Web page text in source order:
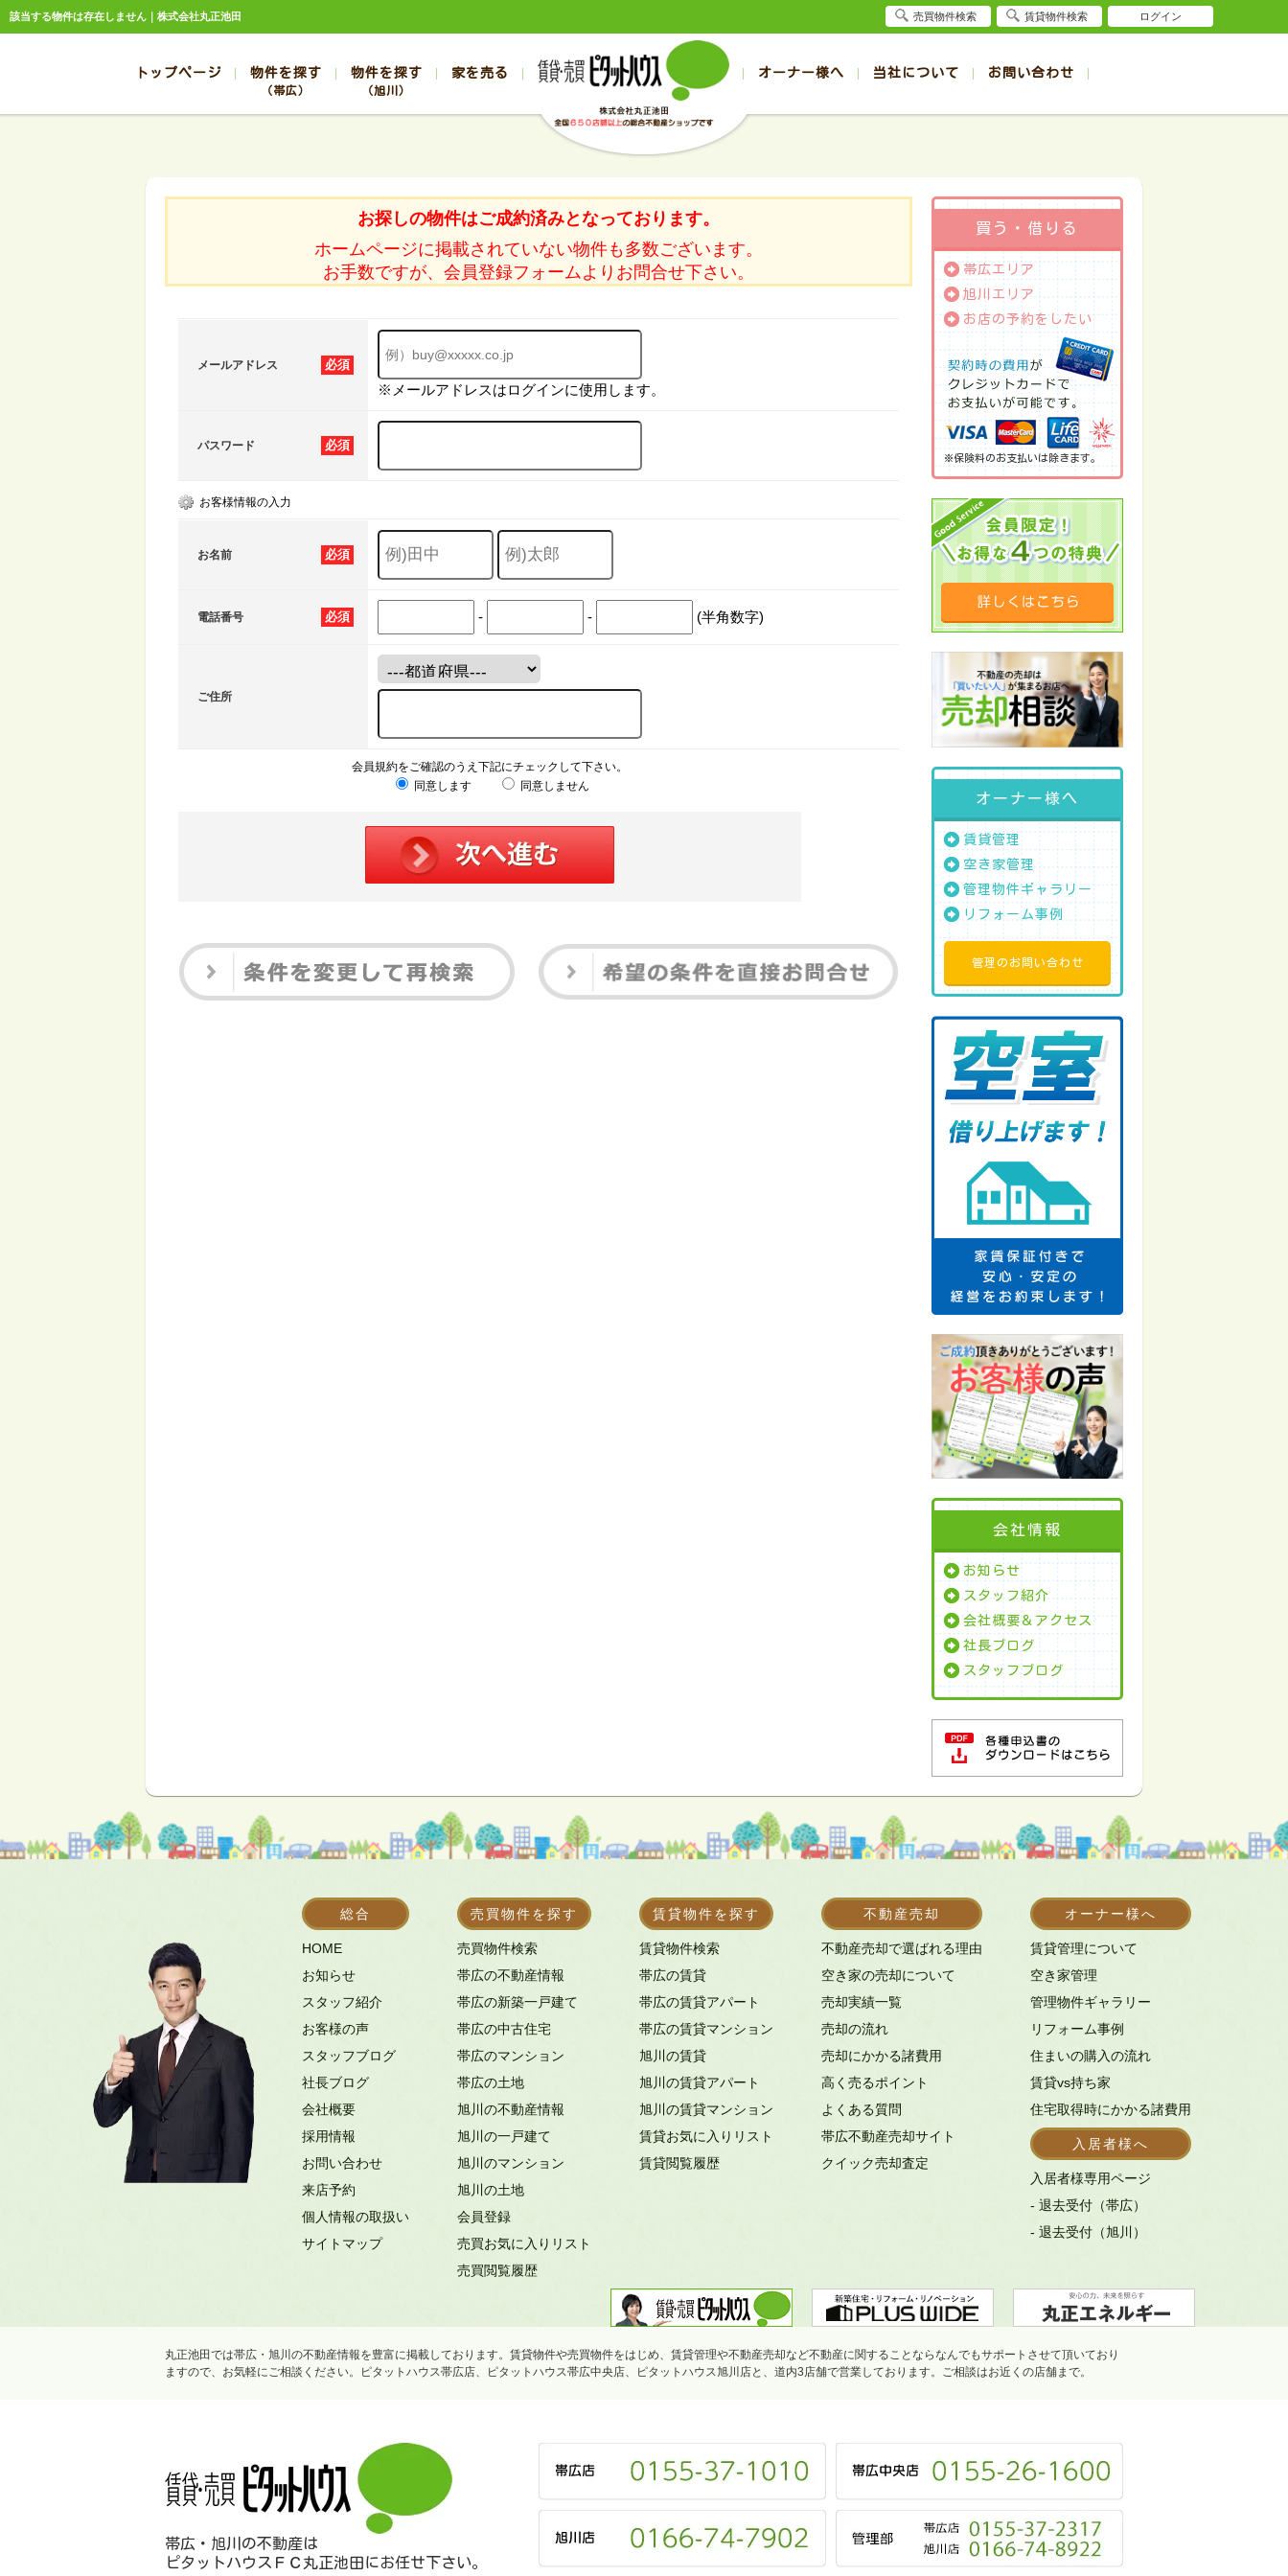
該当する物件は存在しません｜株式会社丸正池田
トップページ 物件を探す
（帯広）
売買
帯広の新築一戸建て
帯広の中古一戸建て
帯広の土地
帯広の中古マンション
帯広の1000万～2000万円
帯広の2000万～3000万円
帯広の3000万～4000万円
帯広の4000万以上
帯広の賃貸アパート
帯広の1DK～1LDK賃貸
帯広の2K～2LDK賃貸
帯広の3K～3LDK賃貸
帯広の4K以上賃貸
物件を探す
（旭川）
売買
旭川の新築一戸建て
旭川の中古一戸建て
旭川の土地
旭川の中古マンション
旭川の1000万～2000万円
旭川の2000万～3000万円
旭川の3000万～4000万円
旭川の4000万以上
旭川の賃貸アパート
旭川の1DK～1LDK賃貸
旭川の2K～2LDK賃貸
旭川の3K～3LDK賃貸
旭川の4K以上賃貸
家を売る オーナー様へ 当社について
スタッフブログ お客様の声
お問い合わせ
売却のお問合せ 入居者様ページ
お探しの物件はご成約済みとなっております。
ホームページに掲載されていない物件も多数ございます。
お手数ですが、会員登録フォームよりお問合せ下さい。
必須
メールアドレス
※メールアドレスはログインに使用します。
必須
パスワード
お客様情報の入力
必須
お名前
必須
電話番号 - - (半角数字)
ご住所
会員規約をご確認のうえ下記にチェックして下さい。
同意します
同意しません
買う・借りる
帯広エリア
旭川エリア
お店の予約をしたい
※保険料のお支払いは除きます。
オーナー様へ
賃貸管理
空き家管理
管理物件ギャラリー
リフォーム事例
管理のお問い合わせ
会社情報
お知らせ
スタッフ紹介
会社概要＆アクセス
社長ブログ
スタッフブログ
総合
HOME
お知らせ
スタッフ紹介
お客様の声
スタッフブログ
社長ブログ
会社概要
採用情報
お問い合わせ
来店予約
個人情報の取扱い
サイトマップ
売買物件を探す
売買物件検索
帯広の不動産情報
帯広の新築一戸建て
帯広の中古住宅
帯広のマンション
帯広の土地
旭川の不動産情報
旭川の一戸建て
旭川のマンション
旭川の土地
会員登録
売買お気に入りリスト
売買閲覧履歴
賃貸物件を探す
賃貸物件検索
帯広の賃貸
帯広の賃貸アパート
帯広の賃貸マンション
旭川の賃貸
旭川の賃貸アパート
旭川の賃貸マンション
賃貸お気に入りリスト
賃貸閲覧履歴
不動産売却
不動産売却で選ばれる理由
空き家の売却について
売却実績一覧
売却の流れ
売却にかかる諸費用
高く売るポイント
よくある質問
帯広不動産売却サイト
クイック売却査定
オーナー様へ
賃貸管理について
空き家管理
管理物件ギャラリー
リフォーム事例
住まいの購入の流れ
賃貸vs持ち家
住宅取得時にかかる諸費用
入居者様へ
入居者様専用ページ
- 退去受付（帯広）
- 退去受付（旭川）
丸正池田では帯広・旭川の不動産情報を豊富に掲載しております。賃貸物件や売買物件をはじめ、賃貸管理や不動産売却など不動産に関することならなんでもサポートさせて頂いており
ますので、お気軽にご相談ください。ピタットハウス帯広店、ピタットハウス帯広中央店、ピタットハウス旭川店と、道内3店舗で営業しております。ご相談はお近くの店舗まで。
帯広・旭川の不動産は
ピタットハウスＦＣ丸正池田にお任せ下さい。
売買物件検索 賃貸物件検索 ログイン